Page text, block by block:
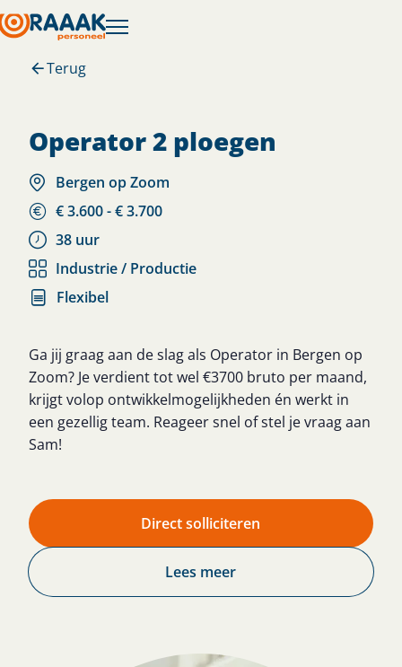
Terug
operator 2 ploegen
Bergen op Zoom
€ 3.600 - € 3.700
38 uur
Industrie / Productie
Flexibel
Ga jij graag aan de slag als Operator in Bergen op
Zoom? Je verdient tot wel €3700 bruto per maand,
krijgt volop ontwikkelmogelijkheden én werkt in
een gezellig team. Reageer snel of stel je vraag aan
Sam!
Direct solliciteren
Lees meer